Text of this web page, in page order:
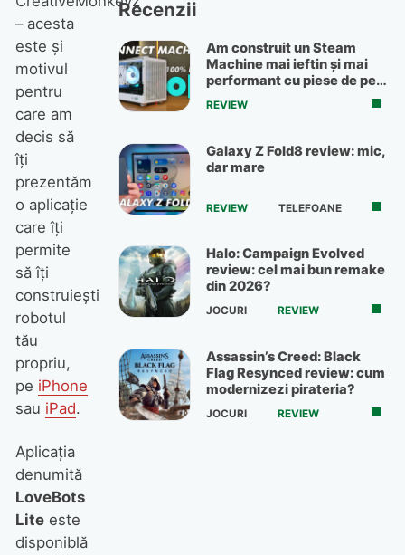
– acesta
este şi
motivul
pentru
care am
decis să
îţi
prezentăm
o aplicaţie
care îţi
permite
să îţi
construieşti
robotul
tău
propriu,
pe iPhone
sau iPad.
Aplicaţia
denumită
LoveBots
Liteeste
disponiblă
Recenzii
Am construit un Steam
Machine mai ieftin și mai
performant cu piese de pe
OLX
REVIEW
Galaxy Z Fold8 review: mic,
dar mare
REVIEW TELEFOANE
Halo: Campaign Evolved
review: cel mai bun remake
din 2026?
JOCURI REVIEW
Assassin’s Creed: Black
Flag Resynced review: cum
modernizezi pirateria?
JOCURI REVIEW